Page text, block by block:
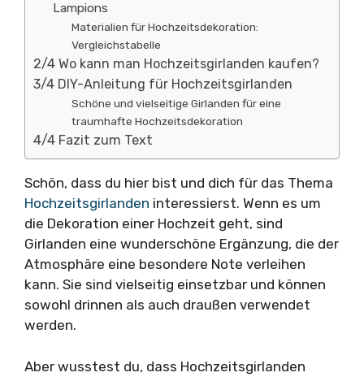
Lampions
Materialien für Hochzeitsdekoration:
Vergleichstabelle
2/4 Wo kann man Hochzeitsgirlanden kaufen?
3/4 DIY-Anleitung für Hochzeitsgirlanden
Schöne und vielseitige Girlanden für eine
traumhafte Hochzeitsdekoration
4/4 Fazit zum Text
Schön, dass du hier bist und dich für das Thema
Hochzeitsgirlanden interessierst. Wenn es um
die Dekoration einer Hochzeit geht, sind
Girlanden eine wunderschöne Ergänzung, die der
Atmosphäre eine besondere Note verleihen
kann. Sie sind vielseitig einsetzbar und können
sowohl drinnen als auch draußen verwendet
werden.
Aber wusstest du, dass Hochzeitsgirlanden